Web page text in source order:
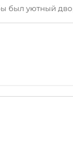
был уютный
с